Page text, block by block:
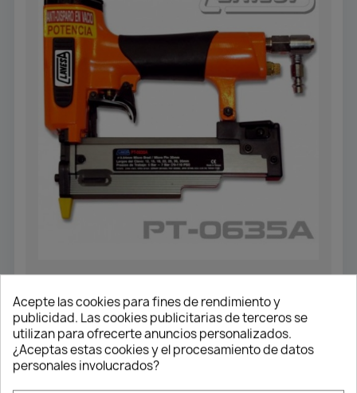
Clavadora PT-0636
232,93 € 209,63 €
Acepte las cookies para fines de rendimiento y
publicidad. Las cookies publicitarias de terceros se
utilizan para ofrecerte anuncios personalizados.
¿Aceptas estas cookies y el procesamiento de datos
personales involucrados?